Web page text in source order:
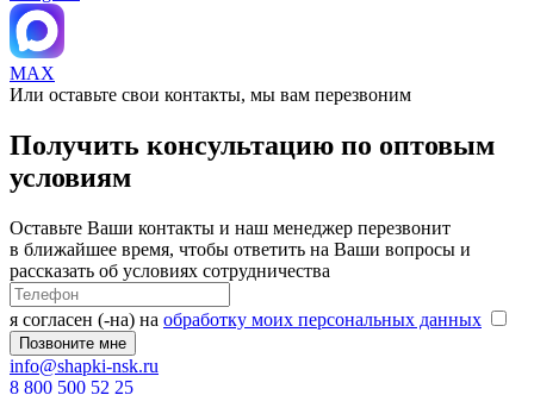
MAX
Или оставьте свои контакты, мы вам перезвоним
Получить консультацию по оптовым
условиям
Оставьте Ваши контакты и наш менеджер перезвонит
в ближайшее время, чтобы ответить на Ваши вопросы и
рассказать об условиях сотрудничества
я согласен (-на) на обработку моих персональных данных
info@shapki-nsk.ru
8 800 500 52 25